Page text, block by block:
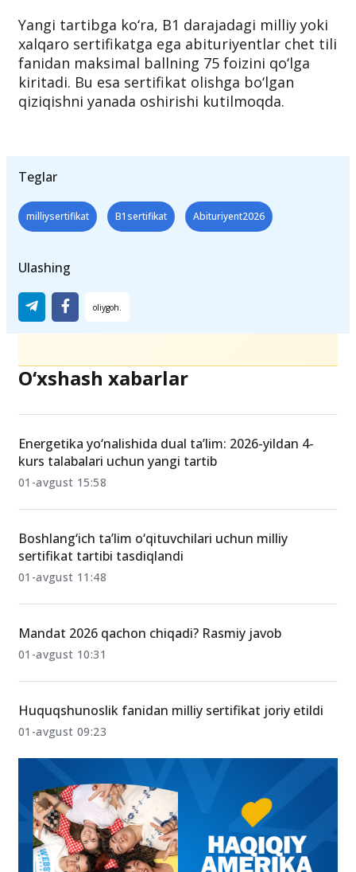
Xulosa
Yangi tartibga ko‘ra, B1 darajadagi milliy yoki
xalqaro sertifikatga ega abituriyentlar chet tili
Teglar
milliysertifikat
Ulashing
O‘xshash xabarlar
kurs talabalari uchun yangi tartib
01-avgust 15:58
sertifikat tartibi tasdiqlandi
01-avgust 11:48
Mandat 2026 qachon chiqadi? Rasmiy javob
01-avgust 10:31
01-avgust 09:23